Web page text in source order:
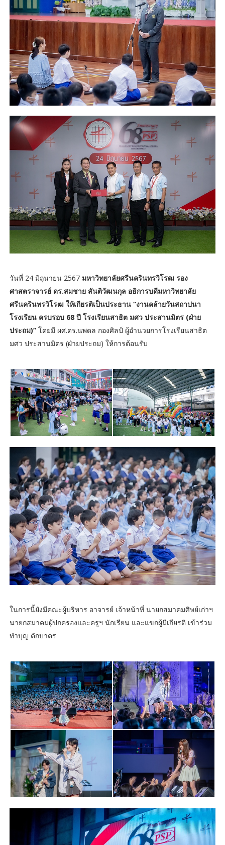
วันที่ 24 มิถุนายน 2567 มหาวิทยาลัยศรีนครินทรวิโรฒ รอง
ศาสตราจารย์ ดร.สมชาย สันติวัฒนกุล อธิการบดีมหาวิทยาลัย
ศรีนครินทรวิโรฒ ให้เกียรติเป็นประธาน “งานคล้ายวันสถาปนา
โรงเรียน ครบรอบ 68 ปี โรงเรียนสาธิต มศว ประสานมิตร (ฝ่าย
ประถม)”โดยมี ผศ.ดร.นพดล กองศิลป์ ผู้อำนวยการโรงเรียนสาธิต
มศว ประสานมิตร (ฝ่ายประถม) ให้การต้อนรับ
ในการนี้ยังมีคณะผู้บริหาร อาจารย์ เจ้าหน้าที่ นายกสมาคมศิษย์เก่าฯ
นายกสมาคมผู้ปกครองและครูฯ นักเรียน และแขกผู้มีเกียรติ เข้าร่วม
ทำบุญ ตักบาตร